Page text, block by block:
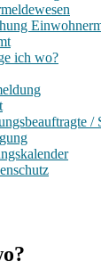
ich wo?
/